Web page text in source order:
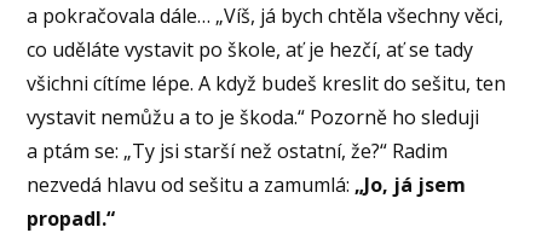
a pokračovala dále… „Víš, já bych chtěla všechny věci,
co uděláte vystavit po škole, ať je hezčí, ať se tady
všichni cítíme lépe. A když budeš kreslit do sešitu, ten
vystavit nemůžu a to je škoda.“ Pozorně ho sleduji
a ptám se: „Ty jsi starší než ostatní, že?“ Radim
nezvedá hlavu od sešitu a zamumlá: „Jo, já jsem
propadl.“